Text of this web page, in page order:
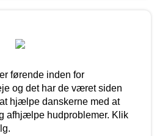
førende inden for
og det har de været siden
hjælpe danskerne med at
afhjælpe hudproblemer. Klik